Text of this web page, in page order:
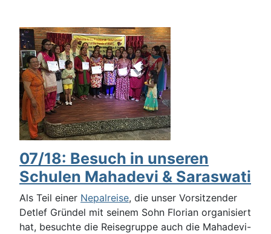
07/18: Besuch in unseren
Schulen Mahadevi & Saraswati
Als Teil einer Nepalreise, die unser Vorsitzender
Detlef Gründel mit seinem Sohn Florian organisiert
hat, besuchte die Reisegruppe auch die Mahadevi-